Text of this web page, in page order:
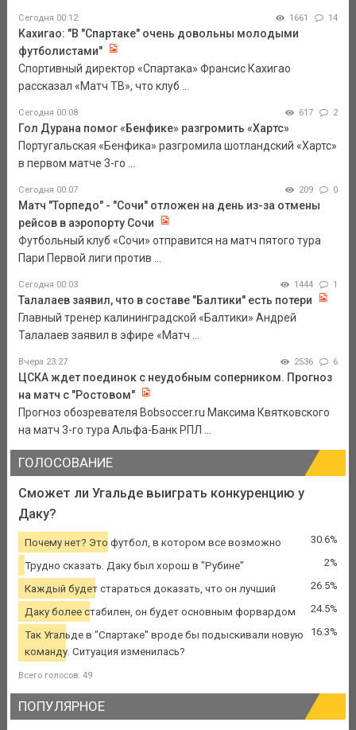
Сегодня 00:12 1661 14
Кахигао: "В "Спартаке" очень довольны молодыми
футболистами"
Спортивный директор «Спартака» Франсис Кахигао
рассказал «Матч ТВ», что клуб ...
Сегодня 00:08 617 2
Гол Дурана помог «Бенфике» разгромить «Хартс»
Португальская «Бенфика» разгромила шотландский «Хартс»
в первом матче 3-го ...
Сегодня 00:07 209 0
Матч "Торпедо" - "Сочи" отложен на день из-за отмены
рейсов в аэропорту Сочи
Футбольный клуб «Сочи» отправится на матч пятого тура
Пари Первой лиги против ...
Сегодня 00:03 1444 1
Талалаев заявил, что в составе "Балтики" есть потери
Главный тренер калининградской «Балтики» Андрей
Талалаев заявил в эфире «Матч ...
Вчера 23:27 2536 6
ЦСКА ждет поединок с неудобным соперником. Прогноз
на матч с "Ростовом"
Прогноз обозревателя Bobsoccer.ru Максима Квятковского
на матч 3-го тура Альфа-Банк РПЛ ...
ГОЛОСОВАНИЕ
Сможет ли Угальде выиграть конкуренцию у
Даку?
Почему нет? Это футбол, в котором все возможно 30.6%
Трудно сказать. Даку был хорош в "Рубине" 2%
Каждый будет стараться доказать, что он лучший 26.5%
Даку более стабилен, он будет основным форвардом 24.5%
Так Угальде в "Спартаке" вроде бы подыскивали новую
команду. Ситуация изменилась?
16.3%
Всего голосов: 49
ПОПУЛЯРНОЕ